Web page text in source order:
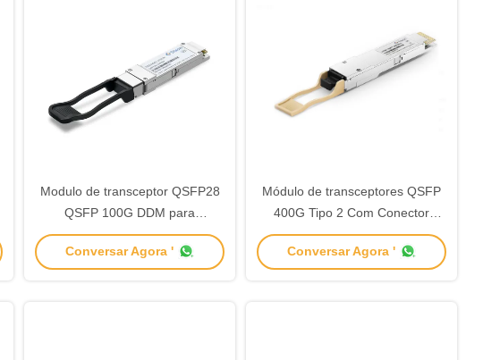
Modulo de transceptor QSFP28
QSFP 100G DDM para
100GBASE ER4 100G Ethernet
Conversar Agora '
Módulo de transceptores QSFP
400G Tipo 2 Com Conector
MPO-12
Conversar Agora '